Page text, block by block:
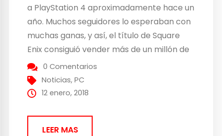
a PlayStation 4 aproximadamente hace un
año. Muchos seguidores lo esperaban con
muchas ganas, y así, el título de Square
Enix consiguió vender más de un millón de
unidades. La llegada del título en PC es un
hecho que estaban esperando muchos
usuarios y al fin, la compañía detrás de...
0 Comentarios
Noticias,PC
12 enero, 2018
LEER MAS